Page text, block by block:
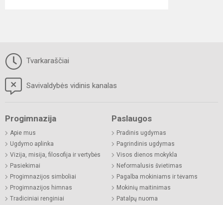
Tvarkaraščiai
Savivaldybės vidinis kanalas
Progimnazija
Apie mus
Ugdymo aplinka
Vizija, misija, filosofija ir vertybės
Pasiekimai
Progimnazijos simboliai
Progimnazijos himnas
Tradiciniai renginiai
Paslaugos
Pradinis ugdymas
Pagrindinis ugdymas
Visos dienos mokykla
Neformalusis švietimas
Pagalba mokiniams ir tėvams
Mokinių maitinimas
Patalpų nuoma